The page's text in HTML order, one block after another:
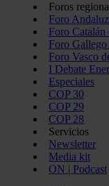
Foros
Foro
Foro Catalán
Foro Gallego
Foro Vasco
I Debate
Especiales
COP 30
COP 29
COP 28
Servicios
Newsletter
Media kit
ON | Podcast